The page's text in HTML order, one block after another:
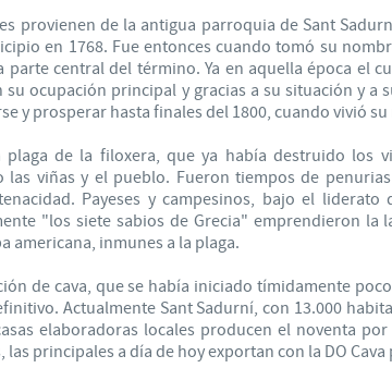
provienen de la antigua parroquia de Sant
en 1768. Fue entonces cuando tomó su
parte central del término. Ya en aquella época el
su ocupación principal y gracias a su situación y a
y prosperar hasta finales del 1800, cuando vivió
plaga de la filoxera, que ya había destruido los
las viñas y el pueblo. Fueron tiempos de
Payeses y campesinos, bajo el
"los siete sabios de Grecia" emprendieron la
americana, inmunes a la plaga.
de cava, que se había iniciado tímidamente
Actualmente Sant Sadurní, con 13.000
elaboradoras locales producen el noventa
las principales a día de hoy exportan con la DO